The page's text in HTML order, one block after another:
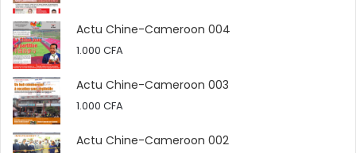
Actu Chine-Cameroon 004
1.000 CFA
Actu Chine-Cameroon 003
1.000 CFA
Actu Chine-Cameroon 002